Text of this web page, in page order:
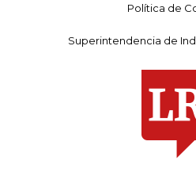
Política de
Superintendencia de